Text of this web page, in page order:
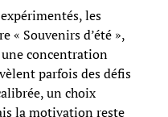
les
« Souvenirs d’été »,
concentration
parfois des défis
un choix
la motivation reste